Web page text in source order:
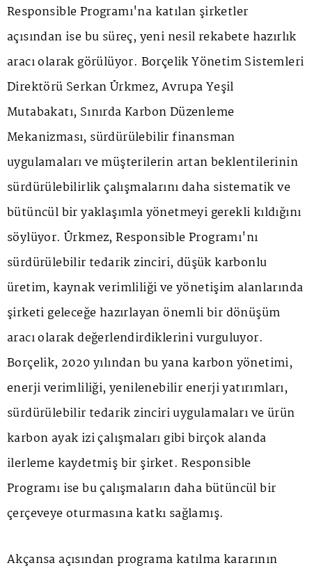
Responsible Programı'na katılan şirketler
açısından ise bu süreç, yeni nesil rekabete hazırlık
aracı olarak görülüyor. Borçelik Yönetim Sistemleri
Direktörü Serkan Ürkmez, Avrupa Yeşil
Mutabakatı, Sınırda Karbon Düzenleme
Mekanizması, sürdürülebilir finansman
uygulamaları ve müşterilerin artan beklentilerinin
sürdürülebilirlik çalışmalarını daha sistematik ve
bütüncül bir yaklaşımla yönetmeyi gerekli kıldığını
söylüyor. Ürkmez, Responsible Programı'nı
sürdürülebilir tedarik zinciri, düşük karbonlu
üretim, kaynak verimliliği ve yönetişim alanlarında
şirketi geleceğe hazırlayan önemli bir dönüşüm
aracı olarak değerlendirdiklerini vurguluyor.
Borçelik, 2020 yılından bu yana karbon yönetimi,
enerji verimliliği, yenilenebilir enerji yatırımları,
sürdürülebilir tedarik zinciri uygulamaları ve ürün
karbon ayak izi çalışmaları gibi birçok alanda
ilerleme kaydetmiş bir şirket. Responsible
Programı ise bu çalışmaların daha bütüncül bir
çerçeveye oturmasına katkı sağlamış.
Akçansa açısından programa katılma kararının